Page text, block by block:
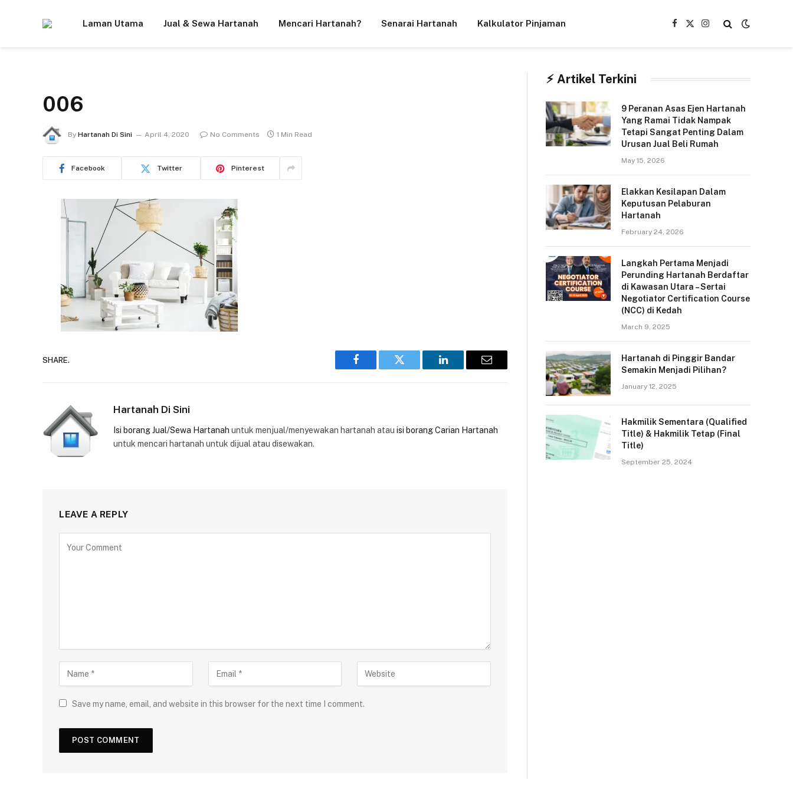
Laman Utama Jual & Sewa Hartanah Mencari Hartanah? Senarai Hartanah Kalkulator Pinjaman
Facebook
X
Instagram
006
By Hartanah Di Sini April 4, 2020 No Comments 1 Min Read
Facebook Twitter Pinterest
SHARE.
Facebook Twitter LinkedIn Email
Hartanah Di Sini
Isi borang Jual/Sewa Hartanah untuk menjual/menyewakan hartanah atau isi borang Carian Hartanah
untuk mencari hartanah untuk dijual atau disewakan.
LEAVE A REPLY
Save my name, email, and website in this browser for the next time I comment.
⚡︎ Artikel Terkini
9 Peranan Asas Ejen Hartanah
Yang Ramai Tidak Nampak
Tetapi Sangat Penting Dalam
Urusan Jual Beli Rumah
May 15, 2026
Elakkan Kesilapan Dalam
Keputusan Pelaburan
Hartanah
February 24, 2026
Langkah Pertama Menjadi
Perunding Hartanah Berdaftar
di Kawasan Utara – Sertai
Negotiator Certification Course
(NCC) di Kedah
March 9, 2025
Hartanah di Pinggir Bandar
Semakin Menjadi Pilihan?
January 12, 2025
Hakmilik Sementara (Qualified
Title) & Hakmilik Tetap (Final
Title)
September 25, 2024